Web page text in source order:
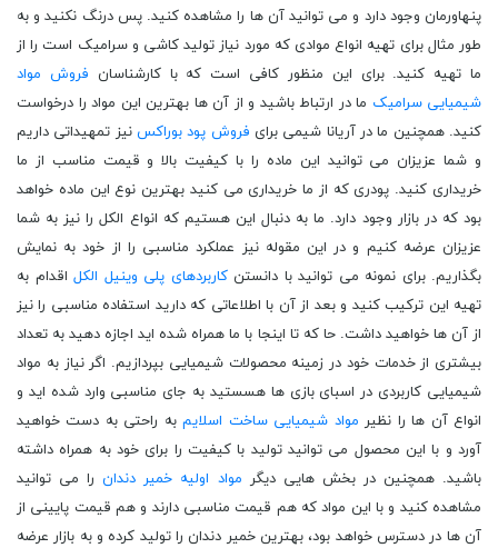
پنهاورمان وجود دارد و می توانید آن ها را مشاهده کنید. پس درنگ نکنید و به
طور مثال برای تهیه انواع موادی که مورد نیاز تولید کاشی و سرامیک است را از
ما تهیه کنید. برای این منظور کافی است که با کارشناسان فروش مواد
شیمیایی سرامیک ما در ارتباط باشید و از آن ها بهترین این مواد را درخواست
کنید. همچنین ما در آریانا شیمی برای فروش پود بوراکس نیز تمهیداتی داریم
و شما عزیزان می توانید این ماده را با کیفیت بالا و قیمت مناسب از ما
خریداری کنید. پودری که از ما خریداری می کنید بهترین نوع این ماده خواهد
بود که در بازار وجود دارد. ما به دنبال این هستیم که انواع الکل را نیز به شما
عزیزان عرضه کنیم و در این مقوله نیز عملکرد مناسبی را از خود به نمایش
بگذاریم. برای نمونه می توانید با دانستنکاربردهای پلی وینیل الکل اقدام به
تهیه این ترکیب کنید و بعد از آن با اطلاعاتی که دارید استفاده مناسبی را نیز
از آن ها خواهید داشت. حا که تا اینجا با ما همراه شده اید اجازه دهید به تعداد
بیشتری از خدمات خود در زمینه محصولات شیمیایی بپردازیم. اگر نیاز به مواد
شیمیایی کاربردی در اسبای بازی ها هسستید به جای مناسبی وارد شده اید و
انواع آن ها را نظیر مواد شیمیایی ساخت اسلایمبه راحتی به دست خواهید
آورد و با این محصول می توانید تولید با کیفیت را برای خود به همراه داشته
باشید. همچنین در بخش هایی دیگر مواد اولیه خمیر دندانرا می توانید
مشاهده کنید و با این مواد که هم قیمت مناسبی دارند و هم قیمت پایینی از
آن ها در دسترس خواهد بود، بهترین خمیر دندان را تولید کرده و به بازار عرضه